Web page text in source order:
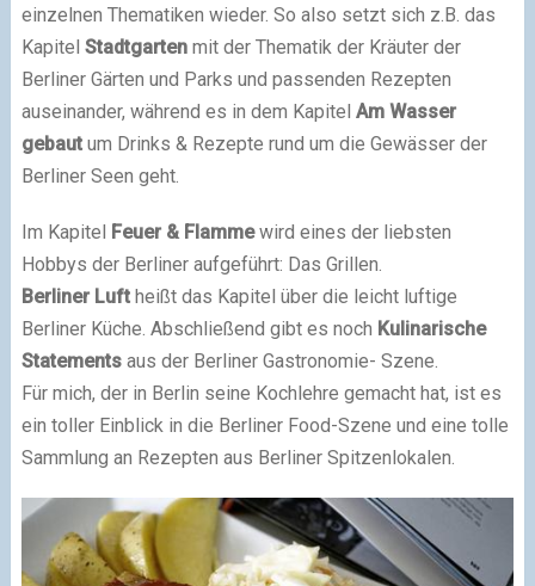
einzelnen Thematiken wieder. So also setzt sich z.B. das
Kapitel Stadtgartenmit der Thematik der Kräuter der
Berliner Gärten und Parks und passenden Rezepten
auseinander, während es in dem Kapitel Am Wasser
gebautum Drinks & Rezepte rund um die Gewässer der
Berliner Seen geht.
Im Kapitel Feuer & Flammewird eines der liebsten
Hobbys der Berliner aufgeführt: Das Grillen.
Berliner Luftheißt das Kapitel über die leicht luftige
Berliner Küche. Abschließend gibt es noch Kulinarische
Statementsaus der Berliner Gastronomie- Szene.
Für mich, der in Berlin seine Kochlehre gemacht hat, ist es
ein toller Einblick in die Berliner Food-Szene und eine tolle
Sammlung an Rezepten aus Berliner Spitzenlokalen.